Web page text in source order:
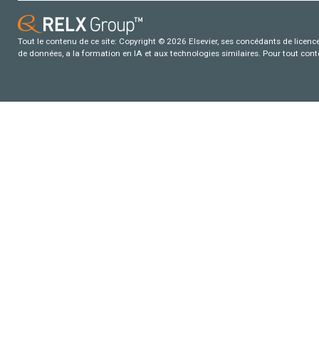
Tout le contenu de ce site: Copyright © 2026 Elsevier, ses concédants de
de données, a la formation en IA et aux technologies similaires. Pour tout